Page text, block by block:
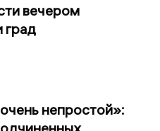
вечером
град
непростой»: